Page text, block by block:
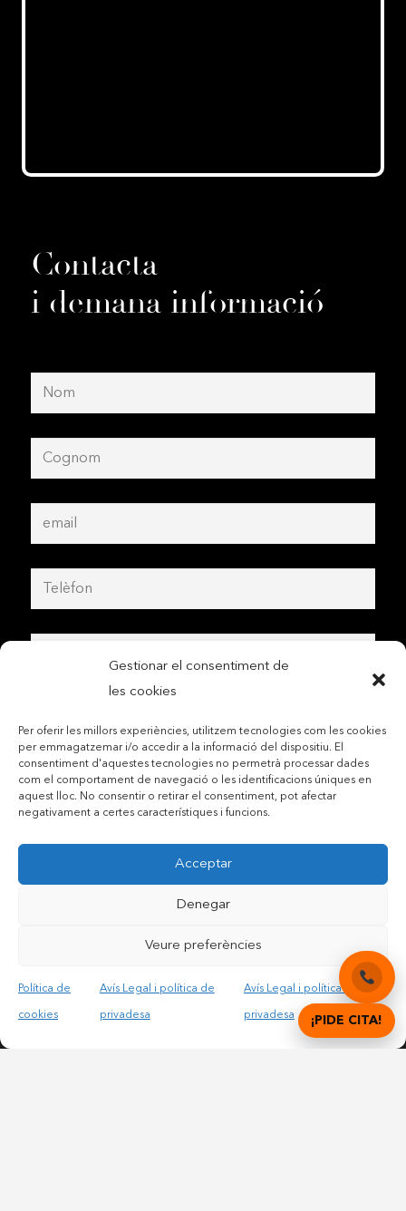
Gestionar el consentiment de
les cookies
Per oferir les millors experiències, utilitzem tecnologies com les cookies
per emmagatzemar i/o accedir a la informació del dispositiu. El
consentiment d'aquestes tecnologies no permetrà processar dades
com el comportament de navegació o les identificacions úniques en
aquest lloc. No consentir o retirar el consentiment, pot afectar
negativament a certes característiques i funcions.
Acceptar
Denegar
Veure preferències
Política de
cookies
Avís Legal i política de
privadesa
Avís Legal i política de
privadesa
Contacta
i demana informació
Contactar per telèfon mòbil
Accepto les condicions legals i la política de privadesa
¡PIDE CITA!